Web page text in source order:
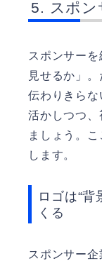
スポ
スポンサー
見せるか」
伝わりきら
活かしつつ、
ましょう。
します。
ロゴは“背
くる
スポンサー